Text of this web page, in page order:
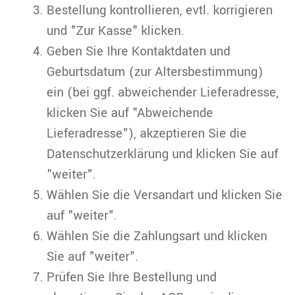
Bestellung kontrollieren, evtl. korrigieren
und "Zur Kasse" klicken.
Geben Sie Ihre Kontaktdaten und
Geburtsdatum (zur Altersbestimmung)
ein (bei ggf. abweichender Lieferadresse,
klicken Sie auf "Abweichende
Lieferadresse"), akzeptieren Sie die
Datenschutzerklärung und klicken Sie auf
"weiter".
Wählen Sie die Versandart und klicken Sie
auf "weiter".
Wählen Sie die Zahlungsart und klicken
Sie auf "weiter".
Prüfen Sie Ihre Bestellung und